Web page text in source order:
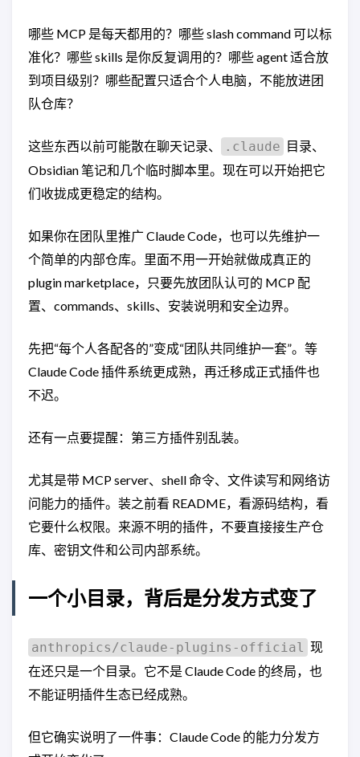
哪些 MCP 是每天都用的？哪些 slash command 可以标
准化？哪些 skills 是你反复调用的？哪些 agent 适合放
到项目级别？哪些配置只适合个人电脑，不能放进团
队仓库？
这些东西以前可能散在聊天记录、 .claude 目录、
Obsidian 笔记和几个临时脚本里。现在可以开始把它
们收拢成更稳定的结构。
如果你在团队里推广 Claude Code，也可以先维护一
个简单的内部仓库。里面不用一开始就做成真正的
plugin marketplace，只要先放团队认可的 MCP 配
置、commands、skills、安装说明和安全边界。
先把“每个人各配各的”变成“团队共同维护一套”。等
Claude Code 插件系统更成熟，再迁移成正式插件也
不迟。
还有一点要提醒：第三方插件别乱装。
尤其是带 MCP server、shell 命令、文件读写和网络访
问能力的插件。装之前看 README，看源码结构，看
它要什么权限。来源不明的插件，不要直接接生产仓
库、密钥文件和公司内部系统。
一个小目录，背后是分发方式变了
anthropics/claude-plugins-official 现
在还只是一个目录。它不是 Claude Code 的终局，也
不能证明插件生态已经成熟。
但它确实说明了一件事：Claude Code 的能力分发方